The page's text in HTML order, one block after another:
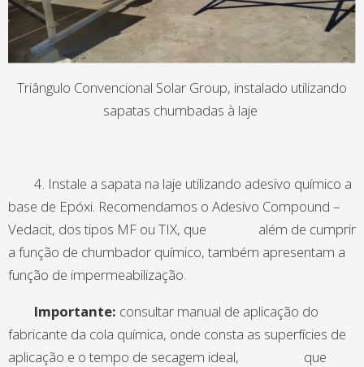
Triângulo Convencional Solar Group, instalado utilizando
sapatas chumbadas à laje
4. Instale a sapata na laje utilizando adesivo químico a
base de Epóxi. Recomendamos o Adesivo Compound –
Vedacit, dos tipos MF ou TIX, que além de cumprir
a função de chumbador químico, também apresentam a
função de impermeabilização.
Importante: consultar manual de aplicação do
fabricante da cola química, onde consta as superfícies de
aplicação e o tempo de secagem ideal, que